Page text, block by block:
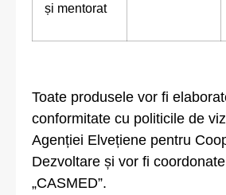
și mentorat
Toate produsele vor fi
conformitate cu politicile de
Agenției Elvețiene pentru
Dezvoltare și vor fi
„CASMED”.